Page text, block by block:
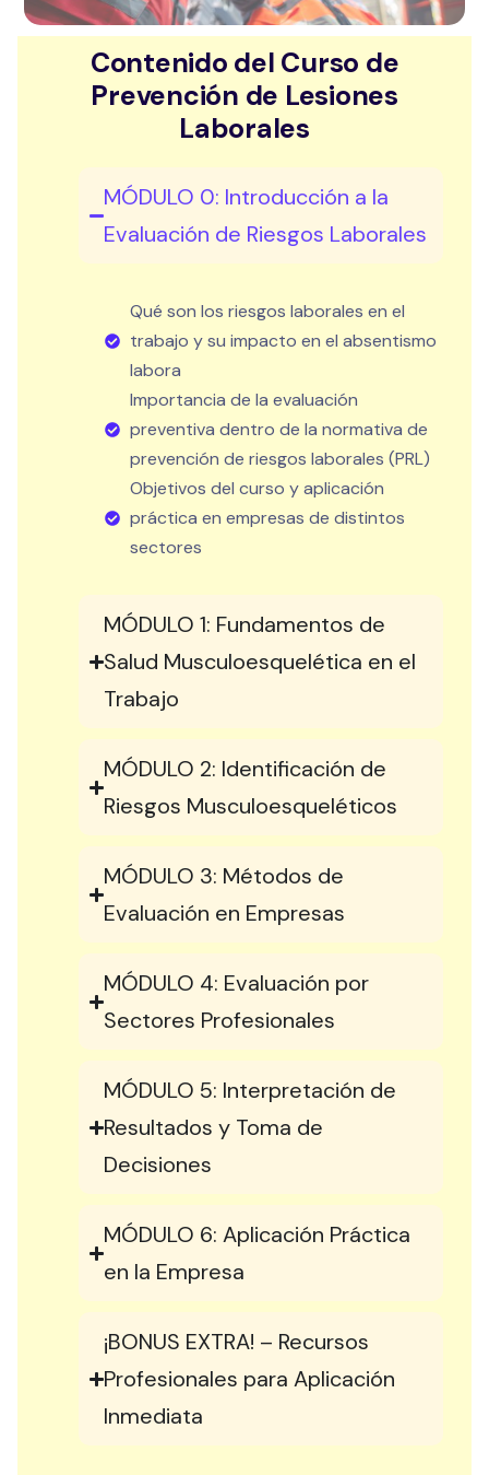
Contenido del Curso de
Prevención de Lesiones
Laborales
MÓDULO 0: Introducción a la
Evaluación de Riesgos Laborales
Qué son los riesgos laborales en el
trabajo y su impacto en el absentismo
labora
Importancia de la evaluación
preventiva dentro de la normativa de
prevención de riesgos laborales (PRL)
Objetivos del curso y aplicación
práctica en empresas de distintos
sectores
MÓDULO 1: Fundamentos de
Salud Musculoesquelética en el
Trabajo
MÓDULO 2: Identificación de
Riesgos Musculoesqueléticos
MÓDULO 3: Métodos de
Evaluación en Empresas
MÓDULO 4: Evaluación por
Sectores Profesionales
MÓDULO 5: Interpretación de
Resultados y Toma de
Decisiones
MÓDULO 6: Aplicación Práctica
en la Empresa
¡BONUS EXTRA! – Recursos
Profesionales para Aplicación
Inmediata